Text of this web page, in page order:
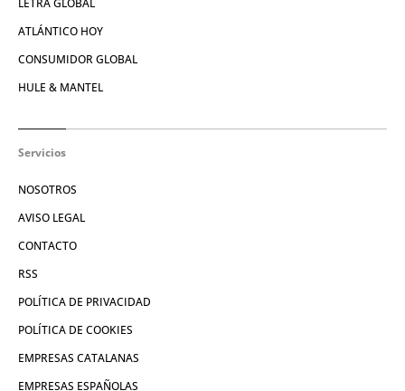
ATLÁNTICO HOY
CONSUMIDOR GLOBAL
HULE & MANTEL
Servicios
NOSOTROS
AVISO LEGAL
CONTACTO
RSS
POLÍTICA DE PRIVACIDAD
POLÍTICA DE COOKIES
EMPRESAS CATALANAS
EMPRESAS ESPAÑOLAS